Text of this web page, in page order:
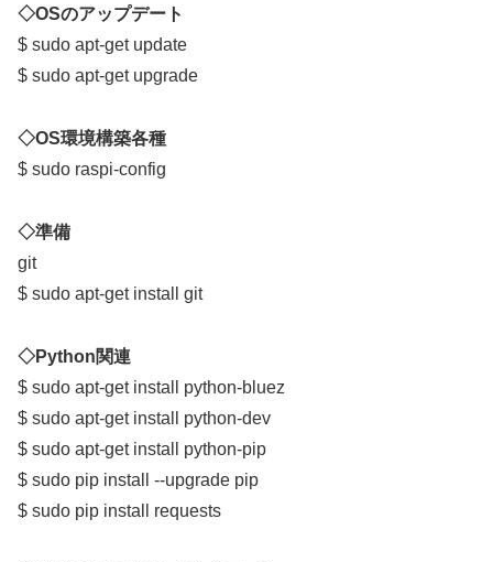
◇OSのアップデート
$ sudo apt-get update
$ sudo apt-get upgrade
◇OS環境構築各種
$ sudo raspi-config
◇準備
git
$ sudo apt-get install git
◇Python関連
$ sudo apt-get install python-bluez
$ sudo apt-get install python-dev
$ sudo apt-get install python-pip
$ sudo pip install --upgrade pip
$ sudo pip install requests